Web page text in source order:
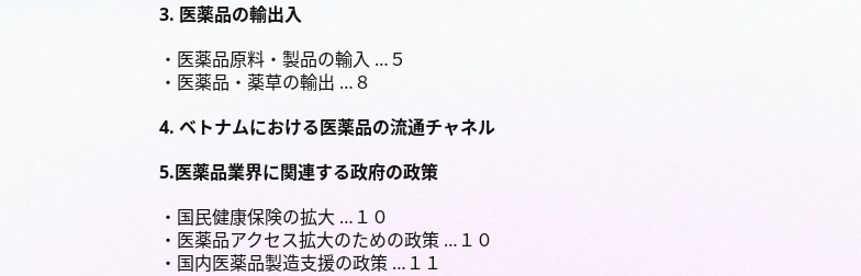
3. 医薬品の輸出入
医薬品原料・製品の輸入 …５
医薬品・薬草の輸出 …８
4. ベトナムにおける医薬品の流通チャネル
5.医薬品業界に関連する政府の政策
国民健康保険の拡大 …１０
医薬品アクセス拡大のための政策 …１０
国内医薬品製造支援の政策 …１１